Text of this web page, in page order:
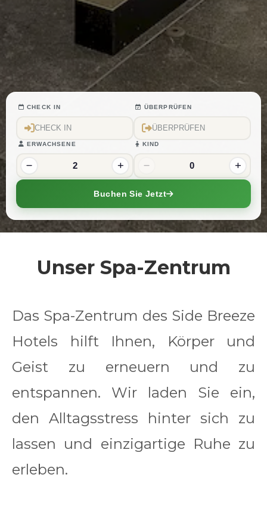
CHECK IN ÜBERPRÜFEN
ERWACHSENE
2
KIND
0
Buchen Sie Jetzt
Unser Spa-Zentrum
Das Spa-Zentrum des Side Breeze
Hotels hilft Ihnen, Körper und
Geist zu erneuern und zu
entspannen. Wir laden Sie ein,
den Alltagsstress hinter sich zu
lassen und einzigartige Ruhe zu
erleben.